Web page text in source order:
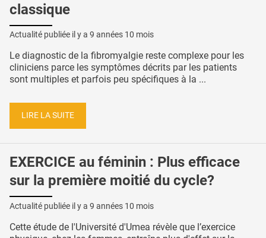
classique
Actualité publiée il y a 9 années 10 mois
Le diagnostic de la fibromyalgie reste complexe pour les
cliniciens parce les symptômes décrits par les patients
sont multiples et parfois peu spécifiques à la ...
LIRE LA SUITE
EXERCICE au féminin : Plus efficace
sur la première moitié du cycle?
Actualité publiée il y a 9 années 10 mois
Cette étude de l'Université d'Umea révèle que l’exercice